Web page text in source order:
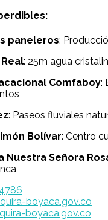
paneleros:
: 25m agua
Comfaboy:
: Paseos fluviales
Bolívar: Centro
Nuestra Señora
boyaca.gov.co
boyaca.gov.co